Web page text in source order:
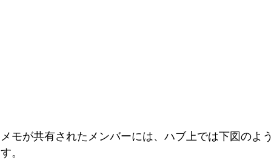
メモが共有されたメンバーには、ハブ上では下図のよ
す。